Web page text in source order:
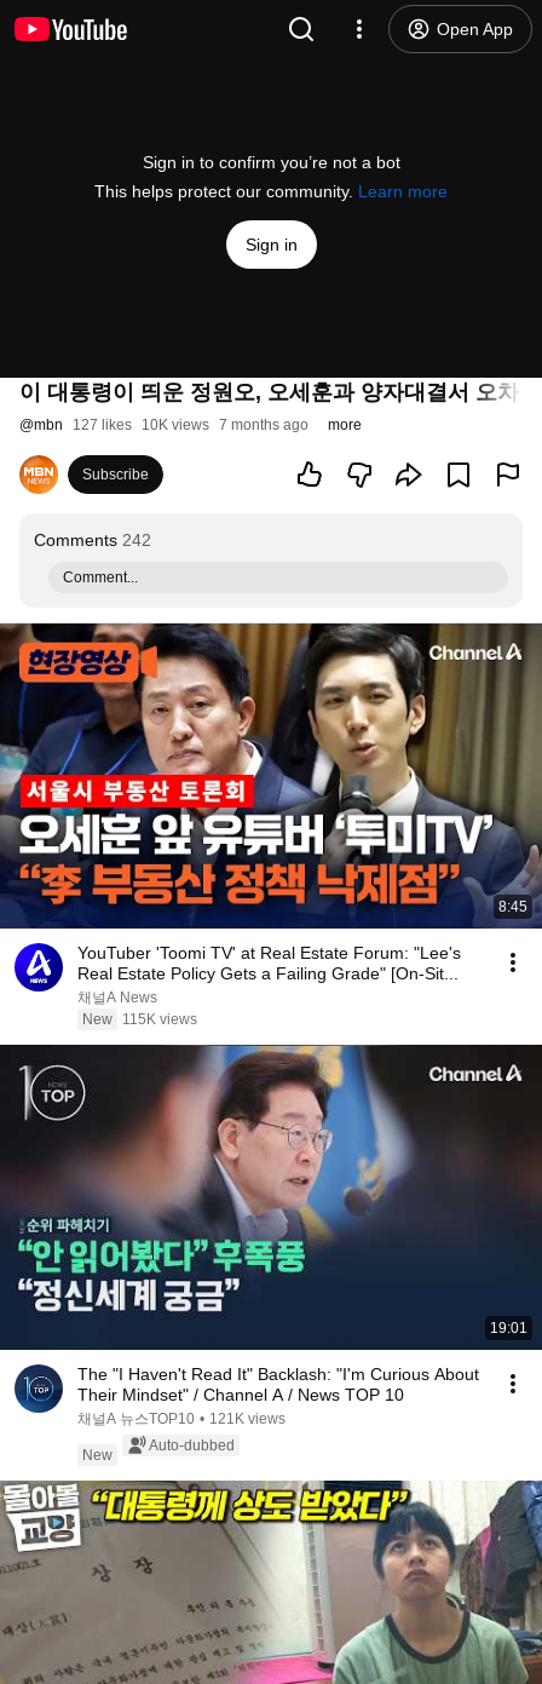
Open App
Sign in to confirm you’re not a bot
This helps protect our community. Learn more
Sign in
이 대통령이 띄운 정원오, 오세훈과 양자대결서 오
@mbn 127 likes 10K views 7 months ago more
Subscribe
Comments 242
Comment...
8:45
YouTuber 'Toomi TV' at Real Estate Forum: "Lee's
Real Estate Policy Gets a Failing Grade" [On-Sit...
채널A News
New
115K views
19:01
The "I Haven't Read It" Backlash: "I'm Curious About
Their Mindset" / Channel A / News TOP 10
채널A 뉴스TOP10 • 121K views
New
Auto-dubbed